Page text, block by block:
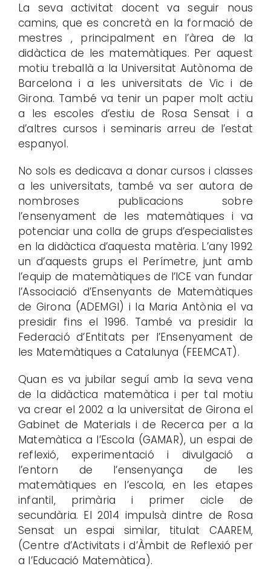
La seva activitat docent va seguir nous
camins, que es concretà en la formació de
mestres , principalment en l’àrea de la
didàctica de les matemàtiques. Per aquest
motiu treballà a la Universitat Autònoma de
Barcelona i a les universitats de Vic i de
Girona. També va tenir un paper molt actiu
a les escoles d’estiu de Rosa Sensat i a
d’altres cursos i seminaris arreu de l’estat
espanyol.
No sols es dedicava a donar cursos i classes
a les universitats, també va ser autora de
nombroses publicacions sobre
l’ensenyament de les matemàtiques i va
potenciar una colla de grups d’especialistes
en la didàctica d’aquesta matèria. L’any 1992
un d’aquests grups el Perímetre, junt amb
l’equip de matemàtiques de l’ICE van fundar
l’Associació d’Ensenyants de Matemàtiques
de Girona (ADEMGI) i la Maria Antònia el va
presidir fins el 1996. També va presidir la
Federació d’Entitats per l’Ensenyament de
les Matemàtiques a Catalunya (FEEMCAT).
Quan es va jubilar seguí amb la seva vena
de la didàctica matemàtica i per tal motiu
va crear el 2002 a la universitat de Girona el
Gabinet de Materials i de Recerca per a la
Matemàtica a l’Escola (GAMAR), un espai de
reflexió, experimentació i divulgació a
l’entorn de l’ensenyança de les
matemàtiques en l’escola, en les etapes
infantil, primària i primer cicle de
secundària. El 2014 impulsà dintre de Rosa
Sensat un espai similar, titulat CAAREM,
(Centre d’Activitats i d’Àmbit de Reflexió per
a l’Educació Matemàtica).